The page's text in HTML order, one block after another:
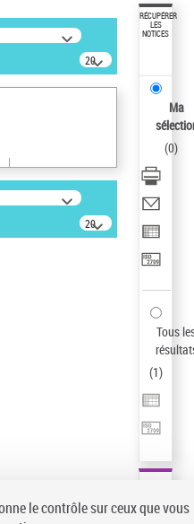
20
résultats/page
20
résultats/page
RÉCUPÉRER
LES
NOTICES
Ma
(0)
Tous
(1)
le contrôle sur ceux que vous